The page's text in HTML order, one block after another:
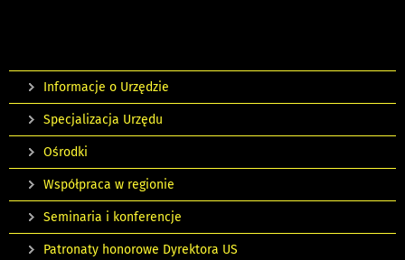
Informacje o Urzędzie
Specjalizacja Urzędu
Ośrodki
Współpraca w regionie
Seminaria i konferencje
Patronaty honorowe Dyrektora US